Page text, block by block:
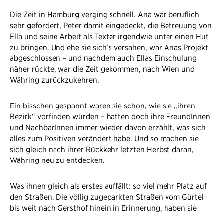
Die Zeit in Hamburg verging schnell. Ana war beruflich
sehr gefordert, Peter damit eingedeckt, die Betreuung von
Ella und seine Arbeit als Texter irgendwie unter einen Hut
zu bringen. Und ehe sie sich’s versahen, war Anas Projekt
abgeschlossen – und nachdem auch Ellas Einschulung
näher rückte, war die Zeit gekommen, nach Wien und
Währing zurückzukehren.
Ein bisschen gespannt waren sie schon, wie sie „ihren
Bezirk“ vorfinden würden – hatten doch ihre FreundInnen
und NachbarInnen immer wieder davon erzählt, was sich
alles zum Positiven verändert habe. Und so machen sie
sich gleich nach ihrer Rückkehr letzten Herbst daran,
Währing neu zu entdecken.
Was ihnen gleich als erstes auffällt: so viel mehr Platz auf
den Straßen. Die völlig zugeparkten Straßen vom Gürtel
bis weit nach Gersthof hinein in Erinnerung, haben sie